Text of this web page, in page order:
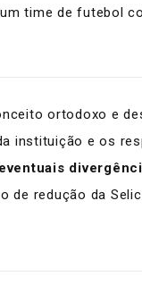
time de futebol
ortodoxo e
instituição e os
redução da